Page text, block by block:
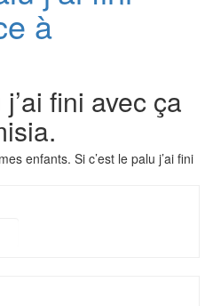
à
fini avec ça
enfants. Si c’est le palu j’ai fini